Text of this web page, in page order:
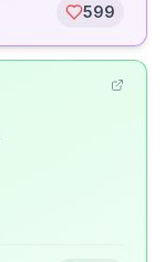
599